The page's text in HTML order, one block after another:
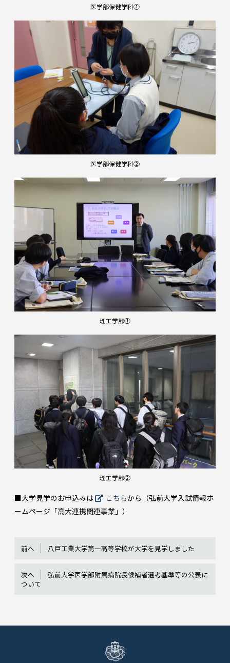
医学部保健学科①
医学部保健学科②
理工学部①
理工学部②
■大学見学のお申込みは こちらから（弘前大学入試情報ホ
ームページ「高大連携関連事業」）
前へ 八戸工業大学第一高等学校が大学を見学しました
次へ
弘前大学医学部附属病院長候補者選考基準等の公表に
ついて